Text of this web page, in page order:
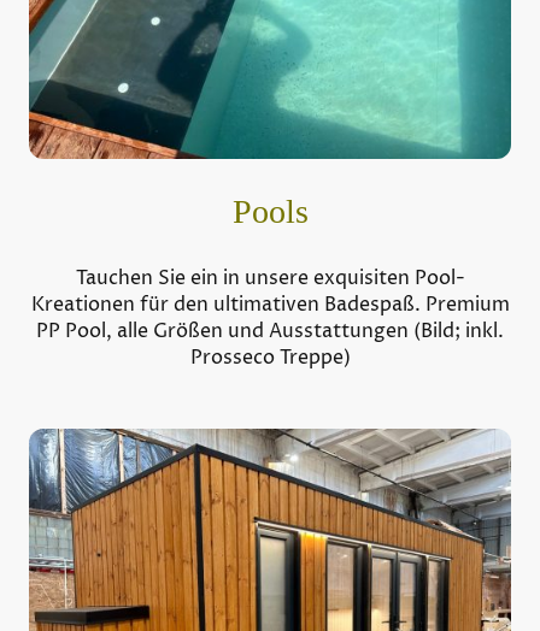
Pools
Tauchen Sie ein in unsere exquisiten Pool-
Kreationen für den ultimativen Badespaß. Premium
PP Pool, alle Größen und Ausstattungen (Bild; inkl.
Prosseco Treppe)